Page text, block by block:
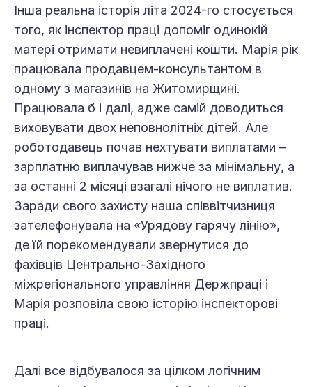
Інша реальна історія літа 2024-го стосується
того, як інспектор праці допоміг одинокій
матері отримати невиплачені кошти. Марія рік
працювала продавцем-консультантом в
одному з магазинів на Житомирщині.
Працювала б і далі, адже самій доводиться
виховувати двох неповнолітніх дітей. Але
роботодавець почав нехтувати виплатами –
зарплатню виплачував нижче за мінімальну, а
за останні 2 місяці взагалі нічого не виплатив.
Заради свого захисту наша співвітчизниця
зателефонувала на «Урядову гарячу лінію»,
де їй порекомендували звернутися до
фахівців Центрально-Західного
міжрегіонального управління Держпраці і
Марія розповіла свою історію інспекторові
праці.
Далі все відбувалося за цілком логічним